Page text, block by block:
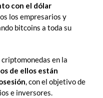
con el dólar
los empresarios y
bitcoins a toda su
criptomonedas en la
de ellos están
, con el objetivo de
e inversores.